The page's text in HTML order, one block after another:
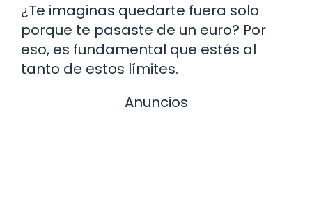
¿Te imaginas quedarte fuera solo
porque te pasaste de un euro? Por
eso, es fundamental que estés al
tanto de estos límites.
Anuncios